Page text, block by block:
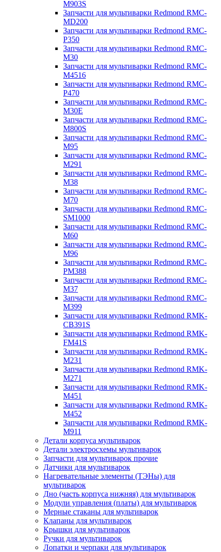
M903S
Запчасти для мультиварки Redmond RMC-
MD200
Запчасти для мультиварки Redmond RMC-
P350
Запчасти для мультиварки Redmond RMC-
M30
Запчасти для мультиварки Redmond RMC-
M4516
Запчасти для мультиварки Redmond RMC-
P470
Запчасти для мультиварки Redmond RMC-
M30E
Запчасти для мультиварки Redmond RMC-
M800S
Запчасти для мультиварки Redmond RMC-
M95
Запчасти для мультиварки Redmond RMC-
M291
Запчасти для мультиварки Redmond RMC-
M38
Запчасти для мультиварки Redmond RMC-
M70
Запчасти для мультиварки Redmond RMC-
SM1000
Запчасти для мультиварки Redmond RMC-
M60
Запчасти для мультиварки Redmond RMC-
M96
Запчасти для мультиварки Redmond RMC-
PM388
Запчасти для мультиварки Redmond RMC-
M37
Запчасти для мультиварки Redmond RMC-
M399
Запчасти для мультиварки Redmond RMK-
CB391S
Запчасти для мультиварки Redmond RMK-
FM41S
Запчасти для мультиварки Redmond RMK-
M231
Запчасти для мультиварки Redmond RMK-
M271
Запчасти для мультиварки Redmond RMK-
M451
Запчасти для мультиварки Redmond RMK-
M452
Запчасти для мультиварки Redmond RMK-
M911
Детали корпуса мультиварок
Детали электросхемы мультиварок
Запчасти для мультиварок прочие
Датчики для мультиварок
Нагревательные элементы (ТЭНы) для
мультиварок
Дно (часть корпуса нижняя) для мультиварок
Модули управления (платы) для мультиварок
Мерные стаканы для мультиварок
Клапаны для мультиварок
Крышки для мультиварок
Ручки для мультиварок
Лопатки и черпаки для мультиварок